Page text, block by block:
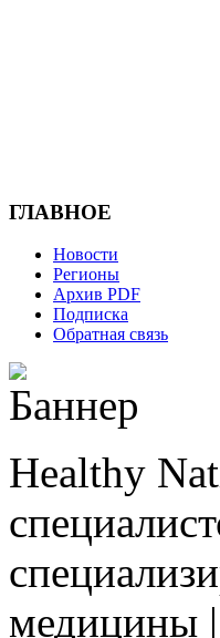
ГЛАВНОЕ
Новости
Регионы
Архив PDF
Подписка
Обратная связь
Healthy
медицины |